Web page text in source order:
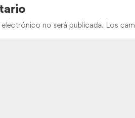
electrónico no será publicada. Los